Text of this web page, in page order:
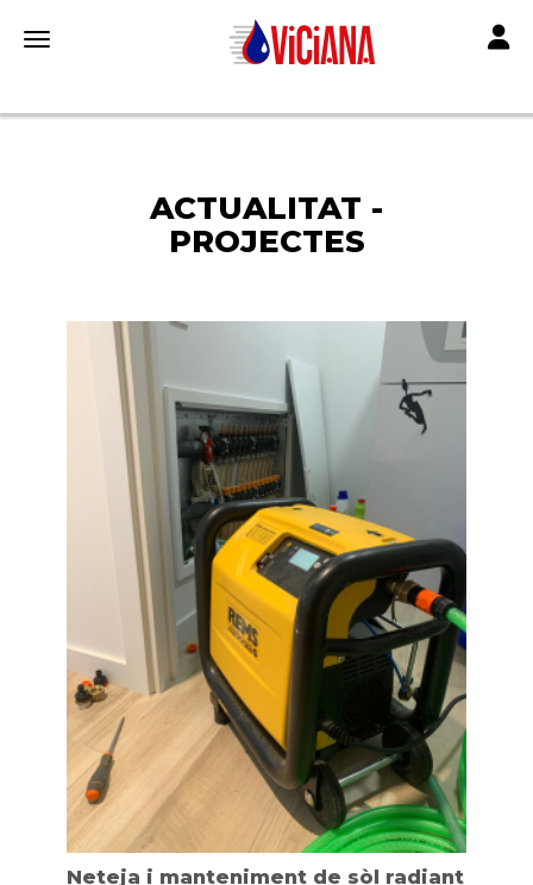
Toggle navigation
ACTUALITAT -
PROJECTES
Neteja i manteniment de sòl radiant